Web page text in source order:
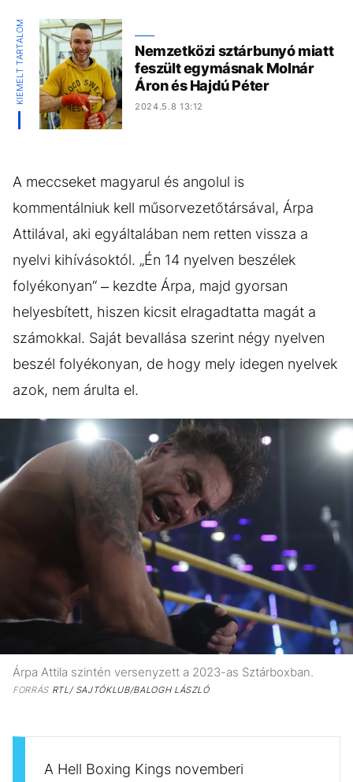
KIEMELT TARTALOM
Nemzetközi sztárbunyó miatt
feszült egymásnak Molnár
Áron és Hajdú Péter
2024.5.8 13:12
A meccseket magyarul és angolul is
kommentálniuk kell műsorvezetőtársával, Árpa
Attilával, aki egyáltalában nem retten vissza a
nyelvi kihívásoktól. „Én 14 nyelven beszélek
folyékonyan“ – kezdte Árpa, majd gyorsan
helyesbített, hiszen kicsit elragadtatta magát a
számokkal. Saját bevallása szerint négy nyelven
beszél folyékonyan, de hogy mely idegen nyelvek
azok, nem árulta el.
Árpa Attila szintén versenyzett a 2023-as Sztárboxban.
FORRÁSRTL/ SAJTÓKLUB/BALOGH LÁSZLÓ
A Hell Boxing Kings novemberi